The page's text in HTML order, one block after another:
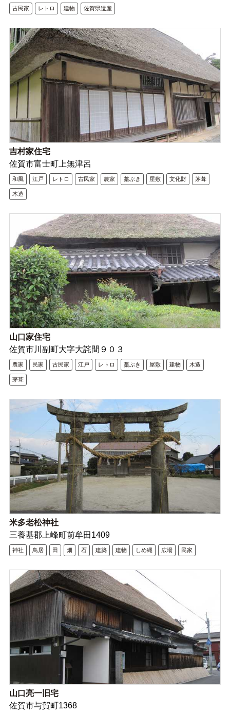
古民家 レトロ 建物 佐賀県遺産
吉村家住宅
佐賀市富士町上無津呂
和風 江戸 レトロ 古民家 農家 藁ぶき 屋敷 文化財 茅葺
木造
山口家住宅
佐賀市川副町大字大詫間９０３
農家 民家 古民家 江戸 レトロ 藁ぶき 屋敷 建物 木造
茅葺
米多老松神社
三養基郡上峰町前牟田1409
神社 鳥居 田 畑 石 建築 建物 しめ縄 広場 民家
山口亮一旧宅
佐賀市与賀町1368